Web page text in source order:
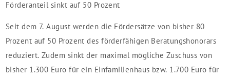
Förderanteil sinkt auf 50 Prozent
Seit dem 7. August werden die Fördersätze von bisher 80
Prozent auf 50 Prozent des förderfähigen Beratungshonorars
reduziert. Zudem sinkt der maximal mögliche Zuschuss von
bisher 1.300 Euro für ein Einfamilienhaus bzw. 1.700 Euro für